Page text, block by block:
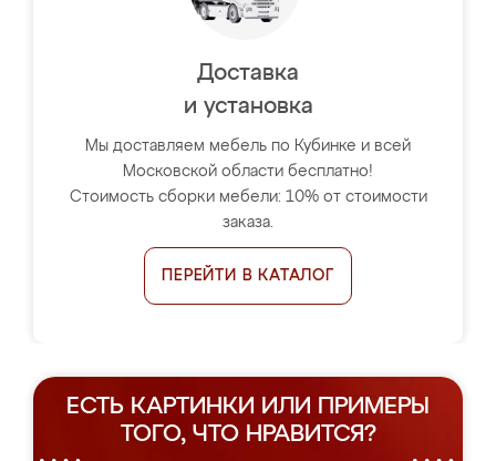
Доставка
и установка
Мы доставляем мебель по Кубинке и всей
Московской области бесплатно!
Стоимость сборки мебели: 10% от стоимости
заказа.
ПЕРЕЙТИ В КАТАЛОГ
ЕСТЬ КАРТИНКИ ИЛИ ПРИМЕРЫ
ТОГО, ЧТО НРАВИТСЯ?